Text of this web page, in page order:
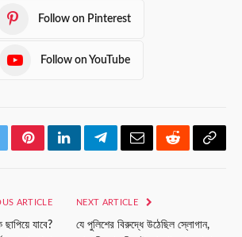
Follow on Pinterest
Follow on YouTube
PinterestLinkedInTelegramEmailRedditCopy
ARTICLE
যাবে?
NEXT ARTICLE
যে পুলিশের বিরুদ্ধে উঠেছিল স্লোগান,